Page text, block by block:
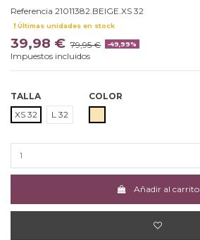
Referencia 21011382.BEIGE.XS 32
Últimas unidades en stock
39,98 € 79,95 € -49,99%
Impuestos incluidos
TALLA
XS 32
L 32
COLOR
Añadir al carrito